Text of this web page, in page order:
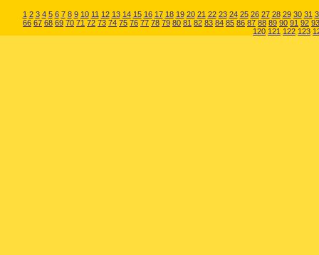
1 2 3 4 5 6 7 8 9 10 11 12 13 14 15 16 17 18 19 20 21 22 23 24 25 26 27 28 29 30 31
66 67 68 69 70 71 72 73 74 75 76 77 78 79 80 81 82 83 84 85 86 87 88 89 90 91 92 93
120 121 122 123